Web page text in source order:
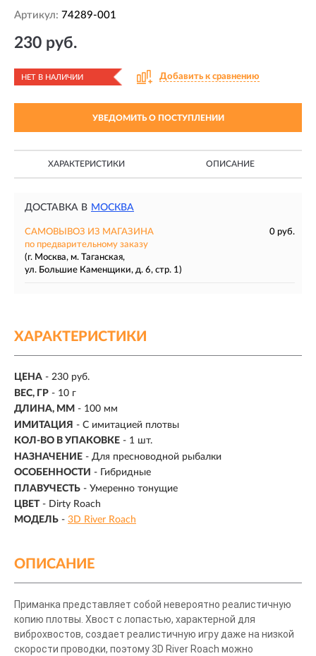
Артикул: 74289-001
230 руб.
НЕТ В НАЛИЧИИ Добавить к сравнению
УВЕДОМИТЬ О ПОСТУПЛЕНИИ
ХАРАКТЕРИСТИКИ ОПИСАНИЕ
ДОСТАВКА В МОСКВА
САМОВЫВОЗ ИЗ МАГАЗИНА
0 руб.
по предварительному заказу
(г. Москва, м. Таганская,
ул. Большие Каменщики, д. 6, стр. 1)
ХАРАКТЕРИСТИКИ
ЦЕНА - 230 руб.
ВЕС, ГР - 10 г
ДЛИНА, ММ - 100 мм
ИМИТАЦИЯ - С имитацией плотвы
КОЛ-ВО В УПАКОВКЕ - 1 шт.
НАЗНАЧЕНИЕ - Для пресноводной рыбалки
ОСОБЕННОСТИ - Гибридные
ПЛАВУЧЕСТЬ - Умеренно тонущие
ЦВЕТ - Dirty Roach
МОДЕЛЬ - 3D River Roach
ОПИСАНИЕ
Приманка представляет собой невероятно реалистичную
копию плотвы. Хвост с лопастью, характерной для
виброхвостов, создает реалистичную игру даже на низкой
скорости проводки, поэтому 3D River Roach можно